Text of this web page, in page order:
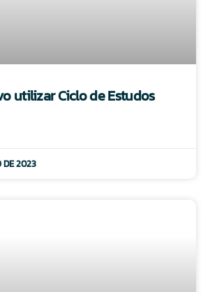
utilizar Ciclo de Estudos
DE 2023